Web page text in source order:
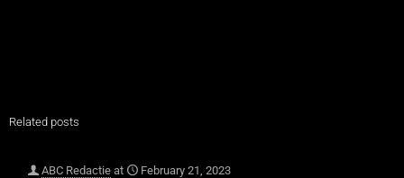
Related posts
ABC Redactie at
February 21, 2023